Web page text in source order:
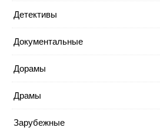
Детективы
Документальные
Дорамы
Драмы
Зарубежные